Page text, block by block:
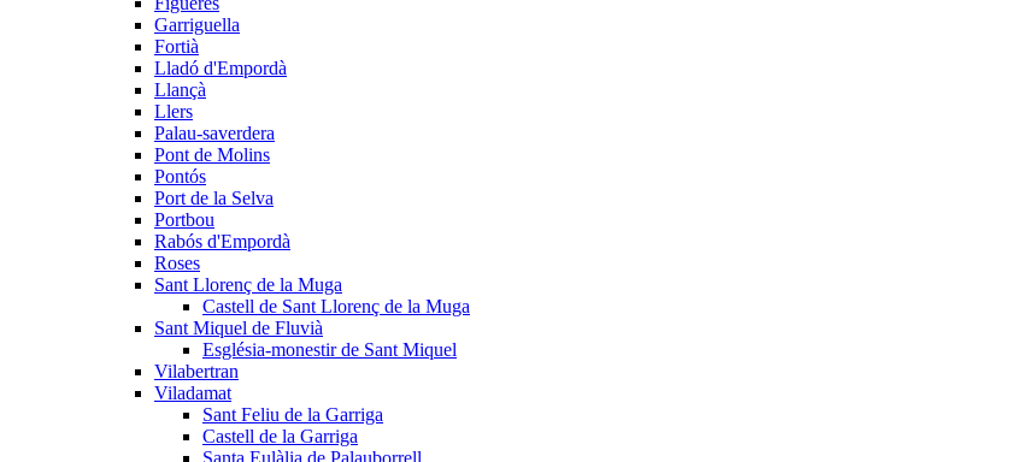
Garriguella
Fortià
Lladó d'Empordà
Llançà
Llers
Palau-saverdera
Pont de Molins
Pontós
Port de la Selva
Portbou
Rabós d'Empordà
Roses
Sant Llorenç de la Muga
Castell de Sant Llorenç de la Muga
Sant Miquel de Fluvià
Església-monestir de Sant Miquel
Vilabertran
Viladamat
Sant Feliu de la Garriga
Castell de la Garriga
Santa Eulàlia de Palauborrell